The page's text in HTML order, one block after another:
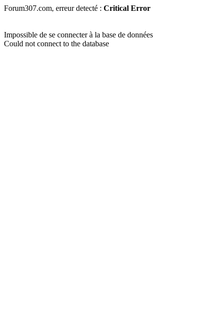
Forum307.com, erreur detecté : Critical Error
Impossible de se connecter à la base de données
Could not connect to the database